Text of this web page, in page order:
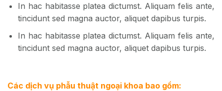
In hac habitasse platea dictumst. Aliquam felis ante,
tincidunt sed magna auctor, aliquet dapibus turpis.
In hac habitasse platea dictumst. Aliquam felis ante,
tincidunt sed magna auctor, aliquet dapibus turpis.
Các dịch vụ phẫu thuật ngoại khoa bao gồm: